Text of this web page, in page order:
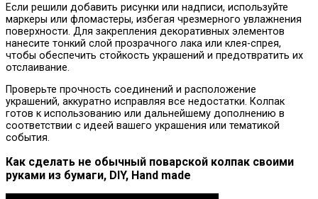
Если решили добавить рисунки или надписи, используйте
маркеры или фломастеры, избегая чрезмерного увлажнения
поверхности. Для закрепления декоративных элементов
нанесите тонкий слой прозрачного лака или клея-спрея,
чтобы обеспечить стойкость украшений и предотвратить их
отслаивание.
Проверьте прочность соединений и расположение
украшений, аккуратно исправляя все недостатки. Колпак
готов к использованию или дальнейшему дополнению в
соответствии с идеей вашего украшения или тематикой
события.
Как сделать не обычный поварской колпак своими
руками из бумаги, DIY, Hand made